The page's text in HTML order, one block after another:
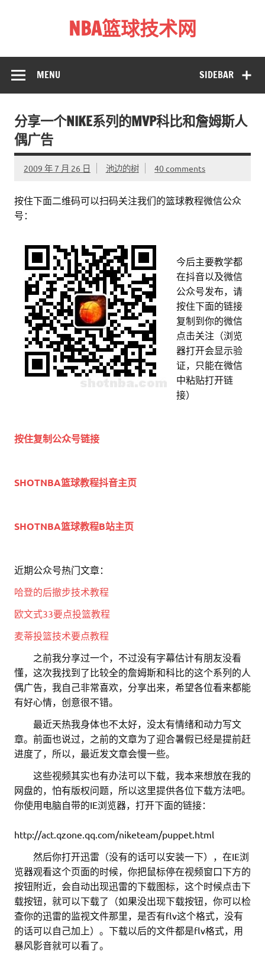
NBA篮球技术网
SIDEBAR
MENU
分享一个NIKE系列的MVP科比和詹姆斯人
偶广告
2009 年 7 月 26 日 池边的树 40 comments
按住下面二维码可以扫码关注我们的篮球教程微信公众
号：
今后主要教学都
在抖音以及微信
公众号发布，请
按住下面的链接
复制到你的微信
点击关注（浏览
器打开会显示验
证，只能在微信
中粘贴打开链
接）
按住复制公众号链接
SHOTNBA篮球教程抖音主页
SHOTNBA篮球教程B站主页
近期公众号热门文章：
哈登的后撤步技术教程
欧文式33要点投篮教程
麦蒂投篮技术要点教程
之前我分享过一个，不过没有字幕估计有朋友没看
懂，这次我找到了比较全的詹姆斯和科比的这个系列的人
偶广告，我自己非常喜欢，分享出来，希望各位看来都能
有好心情，创意很不错。
最近天热我身体也不太好，没太有情绪和动力写文
章。前面也说过，之前的文章为了迎合暑假已经是提前赶
进度了，所以，最近发文章会慢一些。
这些视频其实也有办法可以下载，我本来想放在我的
网盘的，怕有版权问题，所以这里提供各位下载方法吧。
你使用电脑自带的IE浏览器，打开下面的链接：
http://act.qzone.qq.com/niketeam/puppet.html
然后你打开迅雷（没有的话可以安装一下），在IE浏
览器观看这个页面的时候，你把鼠标停在视频窗口下方的
按钮附近，会自动出现迅雷的下载图标，这个时候点击下
载按钮，就可以下载了（如果没出现下载按钮，你可以检
查你的迅雷的监视文件那里，是否有flv这个格式，没有
的话可以自己加上）。下载以后的文件都是flv格式，用
暴风影音就可以看了。